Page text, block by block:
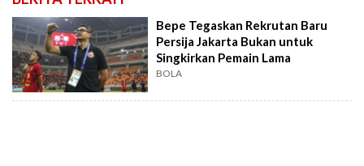
Bepe Tegaskan Rekrutan Baru
Persija Jakarta Bukan untuk
Singkirkan Pemain Lama
BOLA